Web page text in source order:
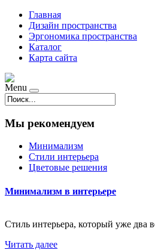
Главная
Дизайн пространства
Эргономика пространства
Каталог
Карта сайта
Menu
Мы рекомендуем
Минимализм
Стили интерьера
Цветовые решения
Минимализм в интерьере
Стиль интерьера, который уже два
Читать далее